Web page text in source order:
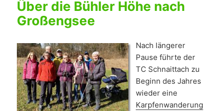
Über die Bühler Höhe nach
Großengsee
Nach längerer
Pause führte der
TC Schnaittach zu
Beginn des Jahres
wieder eine
Karpfenwanderung